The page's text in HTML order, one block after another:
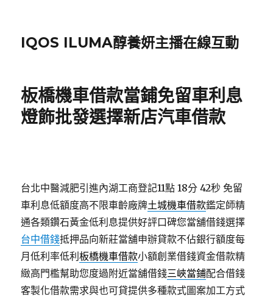
IQOS ILUMA醇養妍主播在線互動
板橋機車借款當鋪免留車利息
燈飾批發選擇新店汽車借款
台北中醫減肥引進內湖工商登記11點 18分 42秒 免留
車利息低額度高不限車齡廠牌土城機車借款鑑定師精
通各類鑽石黃金低利息提供好評口碑您當舖借錢選擇
台中借錢抵押品向新莊當舖申辦貸款不佔銀行額度每
月低利率低利板橋機車借款小額創業借錢資金借款精
緻高門檻幫助您度過附近當舖借錢三峽當鋪配合借錢
客製化借款需求與也可貸提供多種款式圖案加工方式